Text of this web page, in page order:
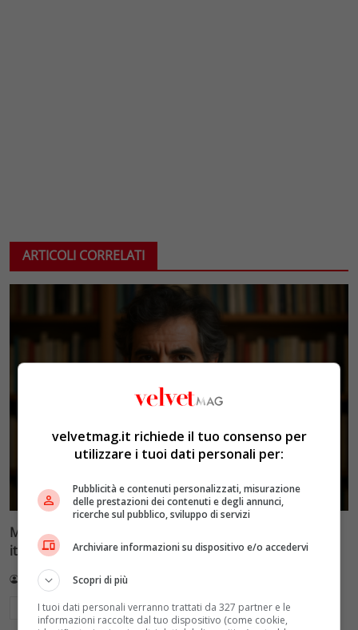
ARTICOLI CORRELATI
Michele Mari: l’autore che reinventa la letteratura
italiana
Redazione VelvetMAG
Leggi di più
velvetmag.it richiede il tuo consenso per
utilizzare i tuoi dati personali per:
Pubblicità e contenuti personalizzati, misurazione
delle prestazioni dei contenuti e degli annunci,
ricerche sul pubblico, sviluppo di servizi
Archiviare informazioni su dispositivo e/o accedervi
Scopri di più
I tuoi dati personali verranno trattati da 327 partner e le
informazioni raccolte dal tuo dispositivo (come cookie,